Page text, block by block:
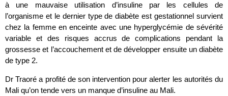
à une mauvaise utilisation d’insuline par les cellules de
l’organisme et le dernier type de diabète est gestationnel survient
chez la femme en enceinte avec une hyperglycémie de sévérité
variable et des risques accrus de complications pendant la
grossesse et l’accouchement et de développer ensuite un diabète
de type 2.
Dr Traoré a profité de son intervention pour alerter les autorités du
Mali qu’on tende vers un manque d’insuline au Mali.